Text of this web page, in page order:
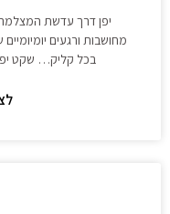
יפן דרך עדשת
מחושבות ורגעים
בכל קליק… שקט